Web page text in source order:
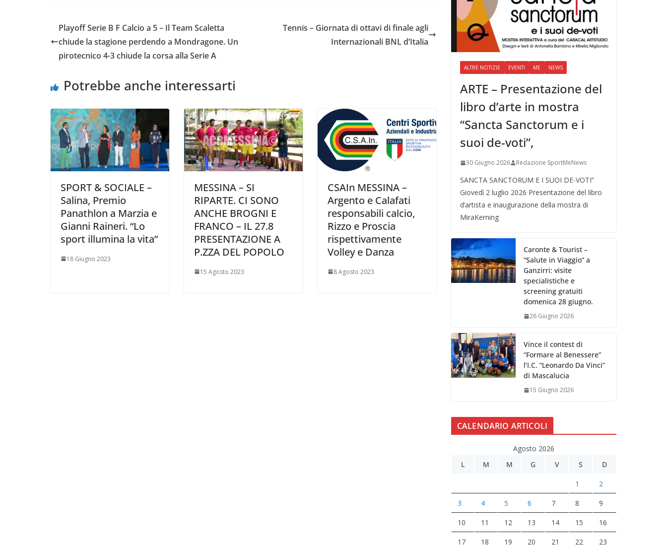
b
k
Playoff Serie B F Calcio a 5 – Il Team Scaletta
chiude la stagione perdendo a Mondragone. Un
pirotecnico 4-3 chiude la corsa alla Serie A
Tennis – Giornata di ottavi di finale agli
Internazionali BNL d’Italia
Potrebbe anche interessarti
SPORT & SOCIALE –
Salina, Premio
Panathlon a Marzia e
Gianni Raineri. “Lo
sport illumina la vita”
18 Giugno 2023
MESSINA – SI
RIPARTE. CI SONO
ANCHE BROGNI E
FRANCO – IL 27.8
PRESENTAZIONE A
P.ZZA DEL POPOLO
15 Agosto 2023
CSAIn MESSINA –
Argento e Calafati
responsabili calcio,
Rizzo e Proscia
rispettivamente
Volley e Danza
8 Agosto 2023
ALTRE NOTIZIE EVENTI ME NEWS
ARTE – Presentazione del
libro d’arte in mostra
“Sancta Sanctorum e i
suoi de-voti”,
30 Giugno 2026 Redazione SportMeNews
SANCTA SANCTORUM E I SUOI DE-VOTI”
Giovedì 2 luglio 2026 Presentazione del libro
d’artista e inaugurazione della mostra di
MiraKerning
Caronte & Tourist –
“Salute in Viaggio” a
Ganzirri: visite
specialistiche e
screening gratuiti
domenica 28 giugno.
26 Giugno 2026
Vince il contest di
“Formare al Benessere”
l’I.C. “Leonardo Da Vinci”
di Mascalucia
15 Giugno 2026
CALENDARIO ARTICOLI
Agosto 2026
L
M M G V S D
1 2
3 4 5 6 7 8 9
10 11 12 13 14 15 16
17 18 19 20 21 22 23